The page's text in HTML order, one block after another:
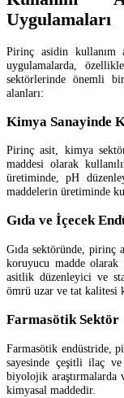
Uygulamaları
Pirinç asidin kullanım
uygulamalarda,
sektörlerinde önemli
alanları:
Kimya Sanayinde
Pirinç asit, kimya
maddesi olarak
üretiminde, pH
maddelerin üretiminde
Gıda ve İçecek
Gıda sektöründe, pirinç
koruyucu madde olarak
asitlik düzenleyici ve
ömrü uzar ve tat kalitesi
Farmasötik Sektör
Farmasötik endüstride,
sayesinde çeşitli ilaç
biyolojik araştırmalarda
kimyasal maddedir.